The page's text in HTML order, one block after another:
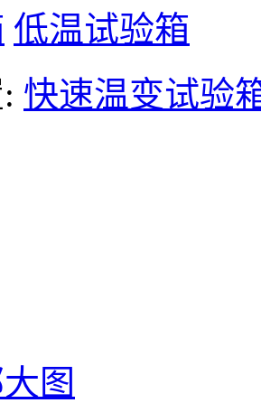
低温试验箱
快速温变试验
图